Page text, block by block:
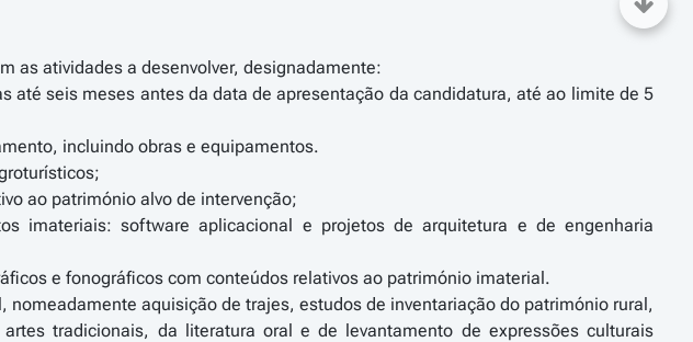
as atividades a desenvolver, designadamente:
até seis meses antes da data de apresentação da candidatura, até ao limite de 5
incluindo obras e equipamentos.
ao património alvo de intervenção;
imateriais: software aplicacional e projetos de arquitetura e de engenharia
e fonográficos com conteúdos relativos ao património imaterial.
aquisição de trajes, estudos de inventariação do património rural,
tradicionais, da literatura oral e de levantamento de expressões culturais